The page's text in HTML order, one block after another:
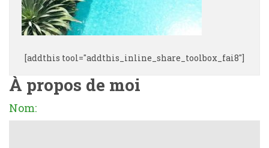
[addthis tool="addthis_inline_share_toolbox_fai8"]
À propos de moi
Nom: